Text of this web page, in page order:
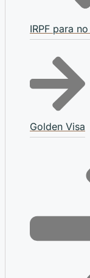
IRPF para
Golden Visa